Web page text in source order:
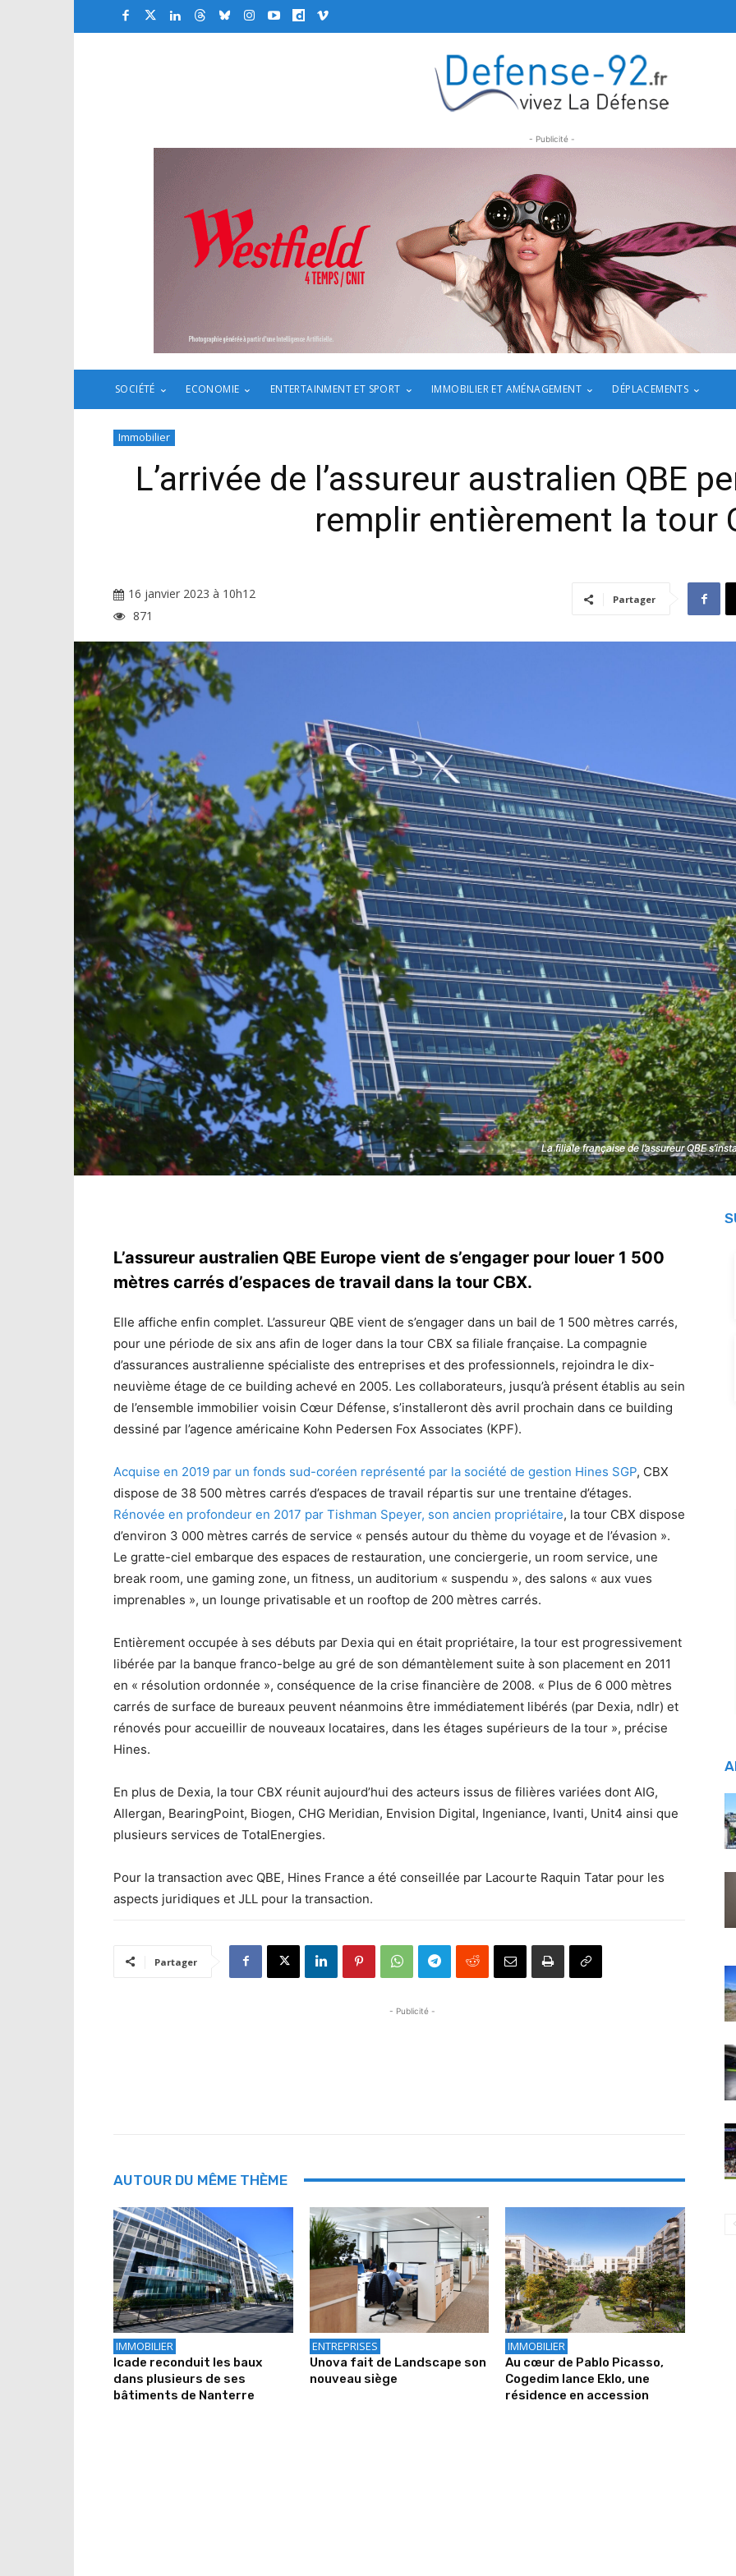
- Publicité -
SOCIÉTÉ ECONOMIE ENTERTAINMENT ET SPORT IMMOBILIER ET AMÉNAGEMENT DÉPLACEMENTS
Immobilier
L’arrivée de l’assureur australien QBE
remplir entièrement la tour
16 janvier 2023 à 10h12
871
Partager
La filiale française de l’assureur QBE
La filiale française de l’assureur QBE
L’assureur australien QBE Europe vient de s’engager pour louer 1 500
mètres carrés d’espaces de travail dans la tour CBX.
Elle affiche enfin complet. L’assureur QBE vient de s’engager dans un bail de 1 500 mètres carrés,
pour une période de six ans afin de loger dans la tour CBX sa filiale française. La compagnie
d’assurances australienne spécialiste des entreprises et des professionnels, rejoindra le dix-
neuvième étage de ce building achevé en 2005. Les collaborateurs, jusqu’à présent établis au sein
de l’ensemble immobilier voisin Cœur Défense, s’installeront dès avril prochain dans ce building
dessiné par l’agence américaine Kohn Pedersen Fox Associates (KPF).
Acquise en 2019 par un fonds sud-coréen représenté par la société de gestion Hines SGP, CBX
dispose de 38 500 mètres carrés d’espaces de travail répartis sur une trentaine d’étages.
Rénovée en profondeur en 2017 par Tishman Speyer, son ancien propriétaire, la tour CBX dispose
d’environ 3 000 mètres carrés de service « pensés autour du thème du voyage et de l’évasion ».
Le gratte-ciel embarque des espaces de restauration, une conciergerie, un room service, une
break room, une gaming zone, un fitness, un auditorium « suspendu », des salons « aux vues
imprenables », un lounge privatisable et un rooftop de 200 mètres carrés.
Entièrement occupée à ses débuts par Dexia qui en était propriétaire, la tour est progressivement
libérée par la banque franco-belge au gré de son démantèlement suite à son placement en 2011
en « résolution ordonnée », conséquence de la crise financière de 2008. « Plus de 6 000 mètres
carrés de surface de bureaux peuvent néanmoins être immédiatement libérés (par Dexia, ndlr) et
rénovés pour accueillir de nouveaux locataires, dans les étages supérieurs de la tour », précise
Hines.
En plus de Dexia, la tour CBX réunit aujourd’hui des acteurs issus de filières variées dont AIG,
Allergan, BearingPoint, Biogen, CHG Meridian, Envision Digital, Ingeniance, Ivanti, Unit4 ainsi que
plusieurs services de TotalEnergies.
Pour la transaction avec QBE, Hines France a été conseillée par Lacourte Raquin Tatar pour les
aspects juridiques et JLL pour la transaction.
Partager
- Publicité -
AUTOUR DU MÊME THÈME
IMMOBILIER
Icade reconduit les baux
dans plusieurs de ses
bâtiments de Nanterre
ENTREPRISES
Unova fait de Landscape son
nouveau siège
IMMOBILIER
Au cœur de Pablo Picasso,
Cogedim lance Eklo, une
résidence en accession